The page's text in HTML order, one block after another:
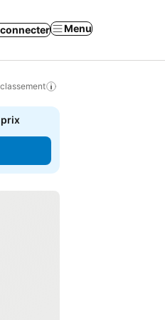
Menu
prix